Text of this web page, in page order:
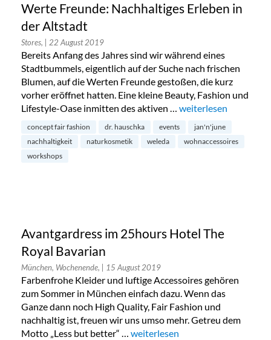
Werte Freunde: Nachhaltiges Erleben in
der Altstadt
Stores, | 22 August 2019
Bereits Anfang des Jahres sind wir während eines
Stadtbummels, eigentlich auf der Suche nach frischen
Blumen, auf die Werten Freunde gestoßen, die kurz
vorher eröffnet hatten. Eine kleine Beauty, Fashion und
Lifestyle-Oase inmitten des aktiven … „Werte Freunde:
weiterlesen
concept fair fashion dr. hauschka events
jan'n'june
nachhaltigkeit
naturkosmetik weleda
wohnaccessoires
workshops
Avantgardress im 25hours Hotel The
Royal Bavarian
München, Wochenende, | 15 August 2019
Farbenfrohe Kleider und luftige Accessoires gehören
zum Sommer in München einfach dazu. Wenn das
Ganze dann noch High Quality, Fair Fashion und
nachhaltig ist, freuen wir uns umso mehr. Getreu dem
Motto „Less but better“ … „Avantgardress im 25hours Hotel
weiterlesen